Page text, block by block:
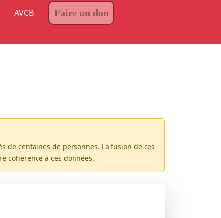
AVCB Faire un don
de centaines de personnes. La fusion de ces
cohérence à ces données.